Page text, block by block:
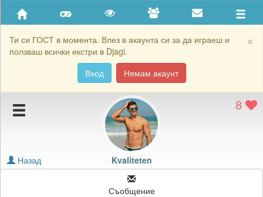
×
Ти си ГОСТ в момента. Влез в акаунта си за да играеш и
ползваш всички екстри в Djagi.
Вход
Нямам акаунт
Приятели
Хронология на игри
Подаръците на Kvaliteten
Картичките на Kvaliteten
Блокирай Kvaliteten
8
Kvaliteten
Назад
Съобщение